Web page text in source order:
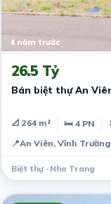
4 năm trước
26.5 Tỷ
Bán biệt thự An
📐 264 m² 🛏 4 PN
📍An Viên, Vĩnh
Biệt thự · Nha Trang